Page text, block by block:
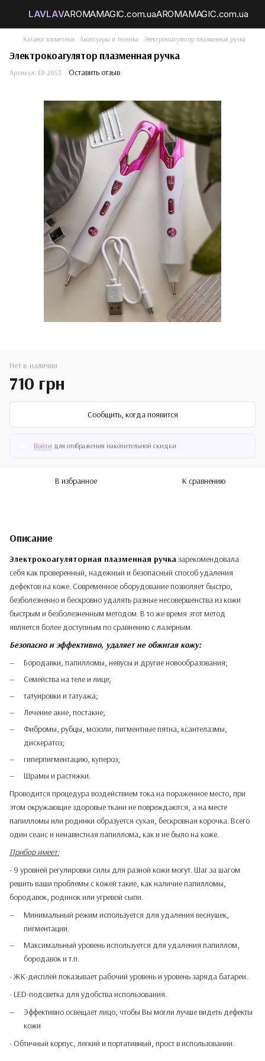
Каталог косметики Аксессуары и техника Электрокоагулятор плазменная ручка
Электрокоагулятор плазменная ручка
Артикул: EP-2053 Оставить отзыв
Нет в наличии
710 грн
Сообщить, когда появится
Войти для отображения накопительной скидки
В избранное К сравнению
Описание
Электрокоагуляторная плазменная ручказарекомендовала
себя как проверенный, надежный и безопасный способ удаления
дефектов на коже. Современное оборудование позволяет быстро,
безболезненно и бескровно удалять разные несовершенства из кожи
быстрым и безболезненным методом. В то же время этот метод
является более доступным по сравнению с лазерным.
Безопасно и эффективно, удаляет не обжигая кожу:
Бородавки, папилломы, невусы и другие новообразования;
Семейства на теле и лице;
татуировки и татуажа;
Лечение акне, постакне;
Фибромы, рубцы, мозоли, пигментные пятна, ксантелазмы,
дискератоз;
гиперпигментацию, купероз;
Шрамы и растяжки.
Проводится процедура воздействием тока на пораженное место, при
этом окружающие здоровые ткани не повреждаются, а на месте
папилломы или родинки образуется сухая, бескровная корочка. Всего
один сеанс и ненавистная папиллома, как и не было на коже.
Прибор имеет:
- 9 уровней регулировки силы для разной кожи могут. Шаг за шагом
решить ваши проблемы с кожей такие, как наличие папилломы,
бородавок, родинок или угревой сыпи.
Минимальный режим используется для удаления веснушек,
пигментации.
Максимальный уровень используется для удаления папиллом,
бородавок и т.п.
- ЖК-дисплей показывает рабочий уровень и уровень заряда батареи.
- LED-подсветка для удобства использования.
Эффективно освещает лицо, чтобы Вы могли лучше видеть дефекты
кожи
- Обтичный корпус, легкий и портативный, прост в использовании.